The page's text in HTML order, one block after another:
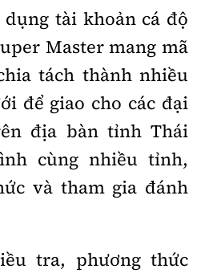
Hùng
và Phát hành:
thức nếu không có sự
tài khoản cá độ
Master mang mã
tách thành nhiều
để giao cho các đại
địa bàn tỉnh Thái
cùng nhiều tỉnh,
và tham gia đánh
tra, phương thức